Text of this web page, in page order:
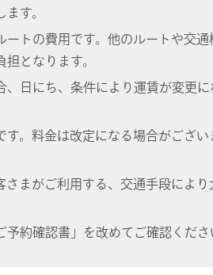
す。
トの費用です。他のルートや交
となります。
日にち、条件により運賃が変更
。料金は改定になる場合がござ
まがご利用する、交通手段によ
約確認書」を改めてご確認くださ